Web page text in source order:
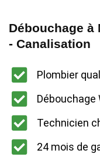
Débouchage à
- Canalisation
Plombier
Débouchage
Technicien
24 mois de